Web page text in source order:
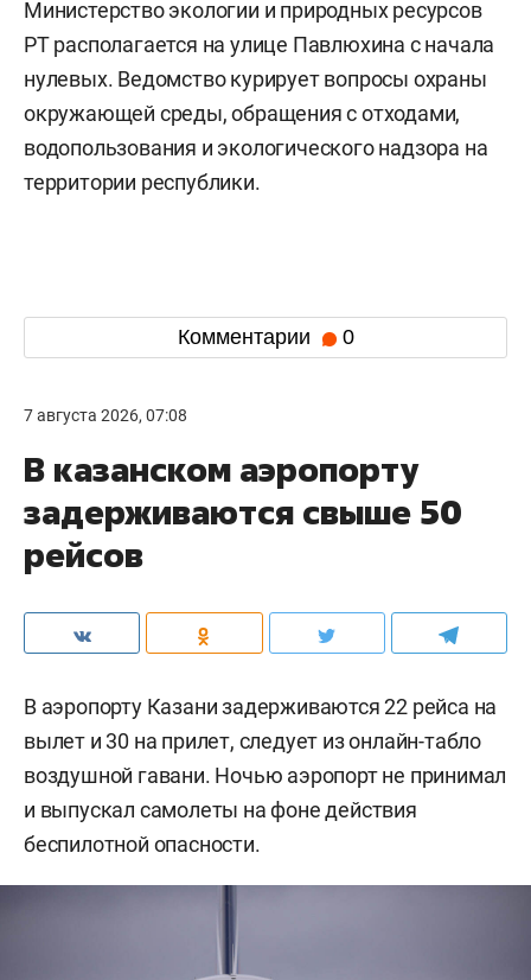
Министерство экологии и природных ресурсов
РТ располагается на улице Павлюхина с начала
нулевых. Ведомство курирует вопросы охраны
окружающей среды, обращения с отходами,
водопользования и экологического надзора на
территории республики.
Комментарии 0
7 августа 2026, 07:08
В казанском аэропорту
задерживаются свыше 50
рейсов
В аэропорту Казани задерживаются 22 рейса на
вылет и 30 на прилет, следует из онлайн-табло
воздушной гавани. Ночью аэропорт не принимал
и выпускал самолеты на фоне действия
беспилотной опасности.